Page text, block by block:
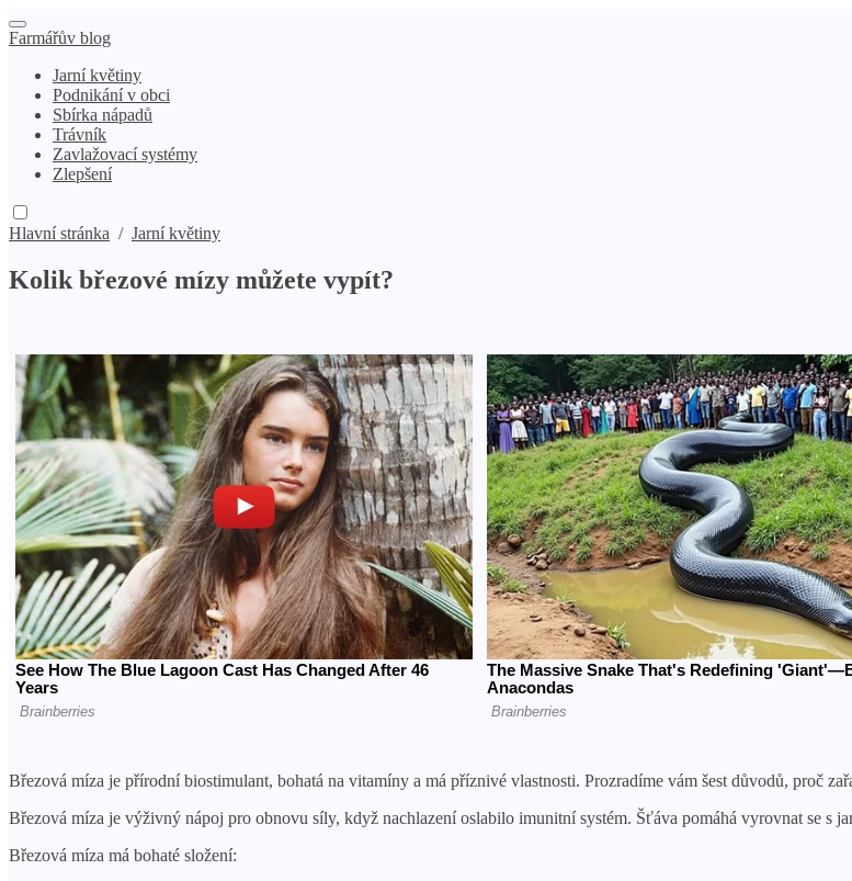
Farmářův blog
Jarní květiny
Podnikání v obci
Sbírka nápadů
Trávník
Zavlažovací systémy
Zlepšení
Hlavní stránka / Jarní květiny
Kolik březové mízy můžete vypít?
Březová míza je přírodní biostimulant, bohatá na vitamíny a má příznivé vlastnosti. Prozradíme vám šest důvodů, proč
Březová míza je výživný nápoj pro obnovu síly, když nachlazení oslabilo imunitní systém. Šťáva pomáhá vyrovnat se s
Březová míza má bohaté složení: